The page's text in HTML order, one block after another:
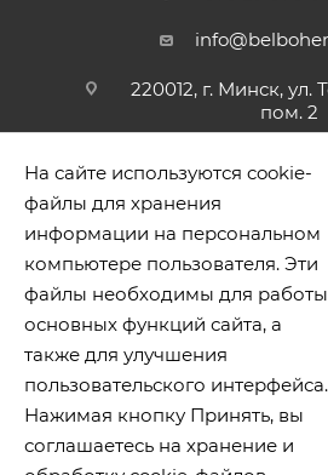
220012, г. Минск, ул.
пом. 2
2026 © БЕЛБОГЕМИЯ (c). Оптовая
хозяйственными товарами.
Толбухина 2а, пом. 2,
На сайте используются cookie-
файлы для хранения
информации на персональном
компьютере пользователя. Эти
файлы необходимы для работы
основных функций сайта, а
также для улучшения
пользовательского интерфейса.
Нажимая кнопку Принять, вы
соглашаетесь на хранение и